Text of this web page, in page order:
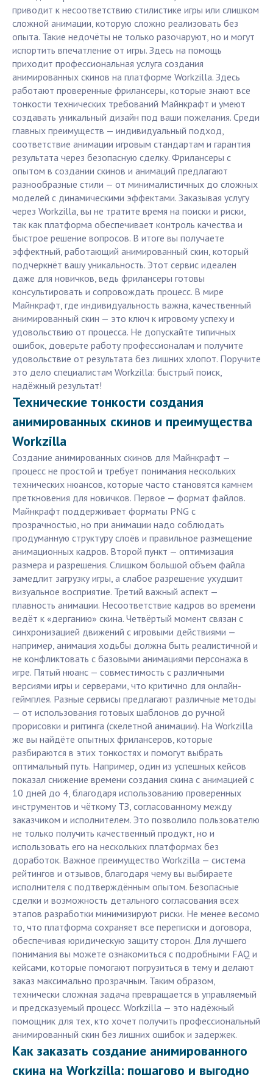
приводит к несоответствию стилистике игры или слишком
сложной анимации, которую сложно реализовать без
опыта. Такие недочёты не только разочаруют, но и могут
испортить впечатление от игры. Здесь на помощь
приходит профессиональная услуга создания
анимированных скинов на платформе Workzilla. Здесь
работают проверенные фрилансеры, которые знают все
тонкости технических требований Майнкрафт и умеют
создавать уникальный дизайн под ваши пожелания. Среди
главных преимуществ — индивидуальный подход,
соответствие анимации игровым стандартам и гарантия
результата через безопасную сделку. Фрилансеры с
опытом в создании скинов и анимаций предлагают
разнообразные стили — от минималистичных до сложных
моделей с динамическими эффектами. Заказывая услугу
через Workzilla, вы не тратите время на поиски и риски,
так как платформа обеспечивает контроль качества и
быстрое решение вопросов. В итоге вы получаете
эффектный, работающий анимированный скин, который
подчеркнёт вашу уникальность. Этот сервис идеален
даже для новичков, ведь фрилансеры готовы
консультировать и сопровождать процесс. В мире
Майнкрафт, где индивидуальность важна, качественный
анимированный скин — это ключ к игровому успеху и
удовольствию от процесса. Не допускайте типичных
ошибок, доверьте работу профессионалам и получите
удовольствие от результата без лишних хлопот. Поручите
это дело специалистам Workzilla: быстрый поиск,
надёжный результат!
Технические тонкости создания
анимированных скинов и преимущества
Workzilla
Создание анимированных скинов для Майнкрафт —
процесс не простой и требует понимания нескольких
технических нюансов, которые часто становятся камнем
преткновения для новичков. Первое — формат файлов.
Майнкрафт поддерживает форматы PNG с
прозрачностью, но при анимации надо соблюдать
продуманную структуру слоёв и правильное размещение
анимационных кадров. Второй пункт — оптимизация
размера и разрешения. Слишком большой объем файла
замедлит загрузку игры, а слабое разрешение ухудшит
визуальное восприятие. Третий важный аспект —
плавность анимации. Несоответствие кадров во времени
ведёт к «дерганию» скина. Четвёртый момент связан с
синхронизацией движений с игровыми действиями —
например, анимация ходьбы должна быть реалистичной и
не конфликтовать с базовыми анимациями персонажа в
игре. Пятый нюанс — совместимость с различными
версиями игры и серверами, что критично для онлайн-
геймплея. Разные сервисы предлагают различные методы
— от использования готовых шаблонов до ручной
прорисовки и риггинга (скелетной анимации). На Workzilla
же вы найдёте опытных фрилансеров, которые
разбираются в этих тонкостях и помогут выбрать
оптимальный путь. Например, один из успешных кейсов
показал снижение времени создания скина с анимацией с
10 дней до 4, благодаря использованию проверенных
инструментов и чёткому ТЗ, согласованному между
заказчиком и исполнителем. Это позволило пользователю
не только получить качественный продукт, но и
использовать его на нескольких платформах без
доработок. Важное преимущество Workzilla — система
рейтингов и отзывов, благодаря чему вы выбираете
исполнителя с подтверждённым опытом. Безопасные
сделки и возможность детального согласования всех
этапов разработки минимизируют риски. Не менее весомо
то, что платформа сохраняет все переписки и договора,
обеспечивая юридическую защиту сторон. Для лучшего
понимания вы можете ознакомиться с подробными FAQ и
кейсами, которые помогают погрузиться в тему и делают
заказ максимально прозрачным. Таким образом,
технически сложная задача превращается в управляемый
и предсказуемый процесс. Workzilla — это надёжный
помощник для тех, кто хочет получить профессиональный
анимированный скин без лишних ошибок и задержек.
Как заказать создание анимированного
скина на Workzilla: пошагово и выгодно